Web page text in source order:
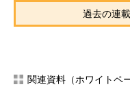
過去の連
関連資料（ホワイトペ